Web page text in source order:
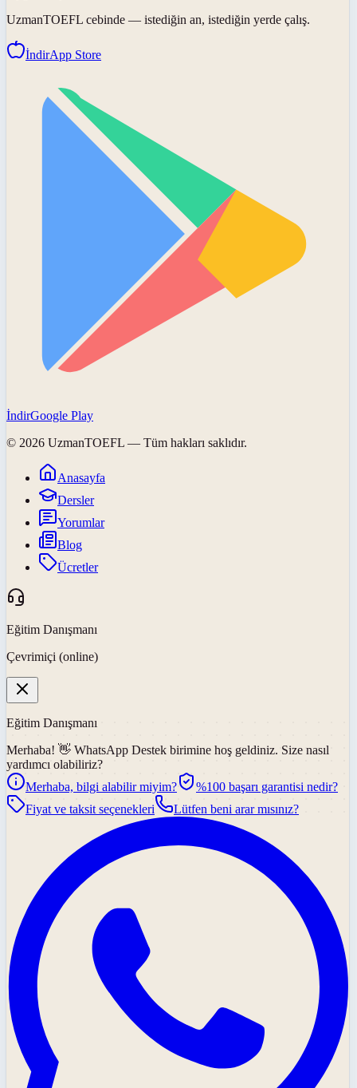
UzmanTOEFL cebinde — istediğin an, istediğin yerde çalış.
İndirApp Store
İndirGoogle Play
© 2026 UzmanTOEFL — Tüm hakları saklıdır.
Anasayfa
Dersler
Yorumlar
Blog
Ücretler
Eğitim Danışmanı
Çevrimiçi (online)
Eğitim Danışmanı
Merhaba! 👋 WhatsApp Destek birimine hoş geldiniz. Size nasıl
yardımcı olabiliriz?
Merhaba, bilgi alabilir miyim?
%100 başarı garantisi nedir?
Fiyat ve taksit seçenekleri
Lütfen beni arar mısınız?